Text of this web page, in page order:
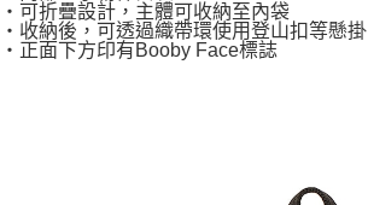
・可折疊設計，主體可收納至內袋
・收納後，可透過織帶環使用登山扣等懸掛
・正面下方印有Booby Face標誌